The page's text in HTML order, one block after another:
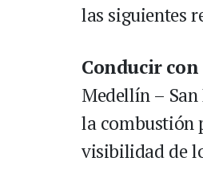
las siguientes
Conducir
Medellín –
la combustión
visibilidad de